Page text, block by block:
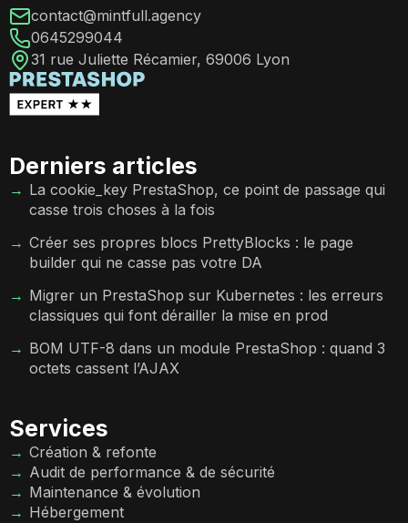
contact@mintfull.agency
0645299044
31 rue Juliette Récamier, 69006 Lyon
Derniers articles
La cookie_key PrestaShop, ce point de passage qui
casse trois choses à la fois
Créer ses propres blocs PrettyBlocks : le page
builder qui ne casse pas votre DA
Migrer un PrestaShop sur Kubernetes : les erreurs
classiques qui font dérailler la mise en prod
BOM UTF-8 dans un module PrestaShop : quand 3
octets cassent l’AJAX
Services
Création & refonte
Audit de performance & de sécurité
Maintenance & évolution
Hébergement